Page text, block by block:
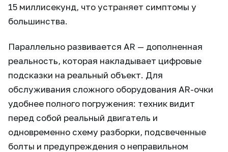
15 миллисекунд, что устраняет симптомы у
большинства.
Параллельно развивается AR — дополненная
реальность, которая накладывает цифровые
подсказки на реальный объект. Для
обслуживания сложного оборудования AR-очки
удобнее полного погружения: техник видит
перед собой реальный двигатель и
одновременно схему разборки, подсвеченные
болты и предупреждения о неправильном